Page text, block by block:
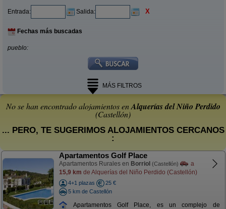
Entrada: Salida: X
Fechas más buscadas
pueblo:
MÁS FILTROS
No se han encontrado alojamientos enAlquerías del Niño Perdido
(Castellón)
... PERO, TE SUGERIMOS ALOJAMIENTOS CERCANOS
:
Apartamentos Golf Place
Apartamentos Rurales en Borriol (Castellón)
a
15,9 km de Alquerías del Niño Perdido (Castellón)
4+1 plazas
25 €
5 km de Castellón
Apartamentos Golf Place, es un complejo de